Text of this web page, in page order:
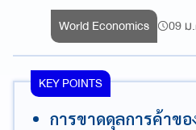
World Economics 09 ม
KEY POINTS
การขาดดุลการค้าข